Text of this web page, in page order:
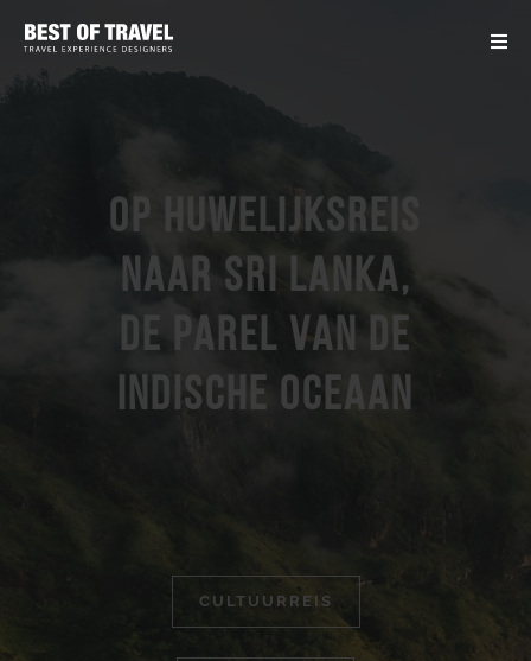
Op huwelijksreis
naar Sri Lanka,
de parel van de
Indische Oceaan
CULTUURREIS